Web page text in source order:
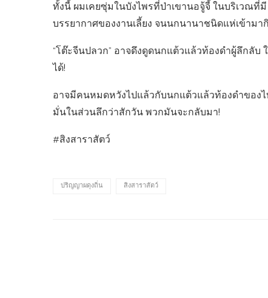
ทั้งนี้ ผมเคยซุ่มในบังไพรที่ป่าเขานอจู้จี้ ในบริเวณที่
บรรยากาศของงานเลี้ยง จนนกนานาชนิดแห่เข้ามา
“โต๊ะจีนปลวก” อาจดึงดูดนกแต้วแล้วท้องดำผู้ลึกลั
ได้!
อาจมีคนหมดหวังไปแล้วกับนกแต้วแล้วท้องดำของ
มั่นในส่วนลึกว่าสักวัน พวกมันจะกลับมา!
#สิงสาราสัตว์
ปริญญาผดุงถิ่น สิงสาราสัตว์